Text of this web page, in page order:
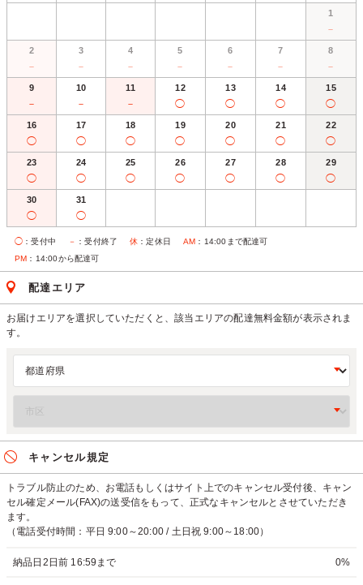
1
－
2
－
3
－
4
－
5
－
6
－
7
－
8
－
9
－
10
－
11
－
12
◯
13
◯
14
◯
15
◯
16
◯
17
◯
18
◯
19
◯
20
◯
21
◯
22
◯
23
◯
24
◯
25
◯
26
◯
27
◯
28
◯
29
◯
30
◯
31
◯
◯ ：受付中 － ：受付終了 休 ：定休日 AM ：14:00まで配達可
PM ：14:00から配達可
配達エリア
お届けエリアを選択していただくと、該当エリアの配達無料金額が表示されま
す。
キャンセル規定
トラブル防止のため、お電話もしくはサイト上でのキャンセル受付後、キャン
セル確定メール(FAX)の送受信をもって、正式なキャンセルとさせていただき
ます。
（電話受付時間：平日 9:00～20:00 / 土日祝 9:00～18:00）
納品日2日前 16:59まで 0%